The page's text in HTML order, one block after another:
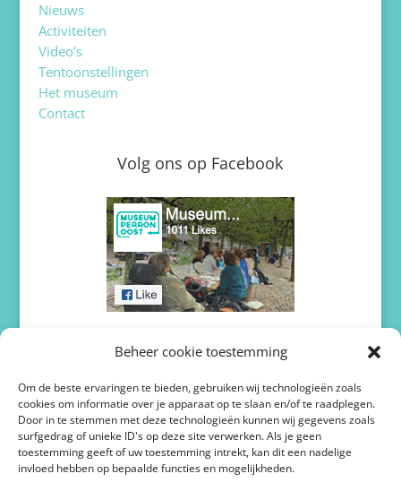
Beheer cookie toestemming
Om de beste ervaringen te bieden, gebruiken wij technologieën zoals
cookies om informatie over je apparaat op te slaan en/of te raadplegen.
Door in te stemmen met deze technologieën kunnen wij gegevens zoals
surfgedrag of unieke ID's op deze site verwerken. Als je geen
toestemming geeft of uw toestemming intrekt, kan dit een nadelige
invloed hebben op bepaalde functies en mogelijkheden.
Nieuws
Activiteiten
Video’s
Tentoonstellingen
Het museum
Contact
Volg ons op Facebook
Volg ons op Twitter / X